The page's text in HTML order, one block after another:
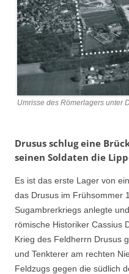
Umrisse des Römerlagers unter
Drusus schlug eine
seinen Soldaten die
Es ist das erste Lager von
das Drusus im Frühsommer
Sugambrerkriegs anlegte
römische Historiker Cassius
Krieg des Feldherrn Drusus
und Tenkterer am rechten
Feldzugs gegen die südlich